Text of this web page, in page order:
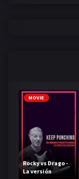
MOVIE
Rocky vs Drago -
La versión